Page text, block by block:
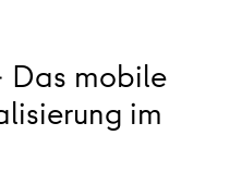
Das mobile
im